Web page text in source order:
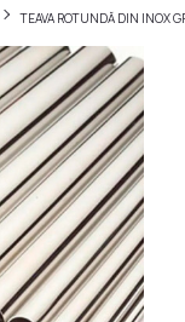
Chiuvete
Rafturi din
Dulapuri
Hote din
TEAVA ROTUNDĂ DIN INOX